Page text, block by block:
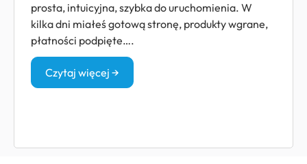
prosta, intuicyjna, szybka do uruchomienia. W
kilka dni miałeś gotową stronę, produkty wgrane,
płatności podpięte….
Czytaj więcej →